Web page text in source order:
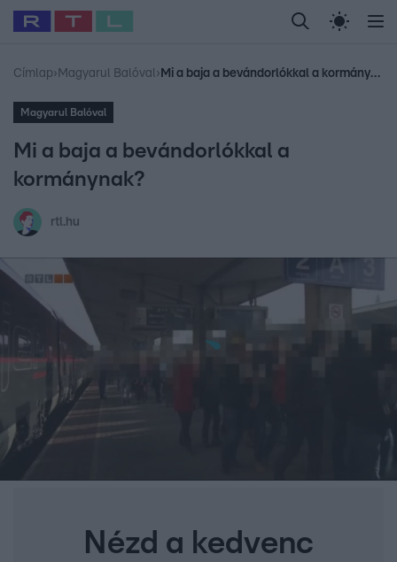
Legfrissebb RTL Híradó Randi Celeb vagyok,
Babits Marcella Most Wanted Gallusz
Címlap› Magyarul Balóval› Mi a baja a bevándorlókkal a kormánynak?
Magyarul Balóval
Mi a baja a bevándorlókkal a
kormánynak?
rtl.hu
Nézd a kedvenc